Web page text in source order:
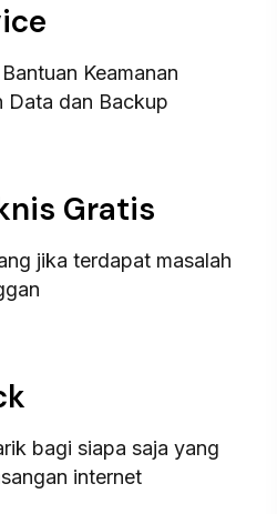
Keamanan
Data dan Backup
Gratis
jika terdapat masalah
bagi siapa saja yang
internet